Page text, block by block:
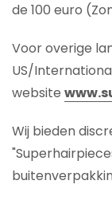
de 100 euro
Voor overige
US/
website
Wij bieden